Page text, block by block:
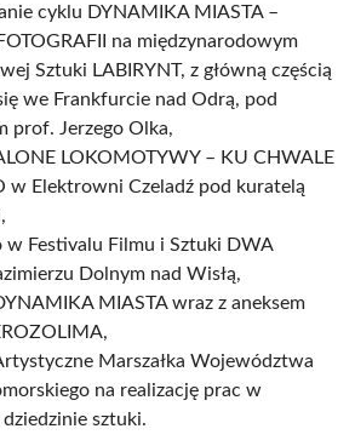
cyklu DYNAMIKA MIASTA –
na międzynarodowym
Sztuki LABIRYNT, z główną częścią
we Frankfurcie nad Odrą, pod
prof. Jerzego Olka,
LOKOMOTYWY – KU CHWALE
w Elektrowni Czeladź pod kuratelą
w Festivalu Filmu i Sztuki DWA
Dolnym nad Wisłą,
MIASTA wraz z aneksem
Marszałka Województwa
na realizację prac w
sztuki.